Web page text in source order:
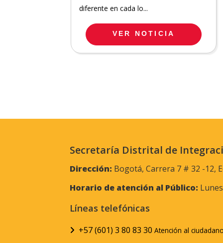
diferente en cada lo...
VER NOTICIA
Secretaría Distrital de
Dirección: Bogotá, Carrera 7 # 32 -12,
Horario de atención al Público:
Líneas telefónicas
+57 (601) 3 80 83 30 Atención al